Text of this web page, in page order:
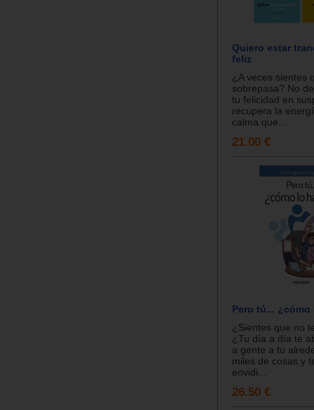
Quiero estar
feliz
¿A veces sientes
sobrepasa? No
tu felicidad en
recupera la
calma que...
21.00 €
Pero tú...
¿Sientes que no
¿Tu día a día te
a gente a tu
miles de cosas y
envidi...
26.50 €